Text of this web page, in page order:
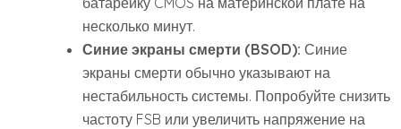
несколько минут.
Синие экраны смерти (BSOD): Синие
экраны смерти обычно указывают на
нестабильность системы. Попробуйте снизить
частоту FSB или увеличить напряжение на